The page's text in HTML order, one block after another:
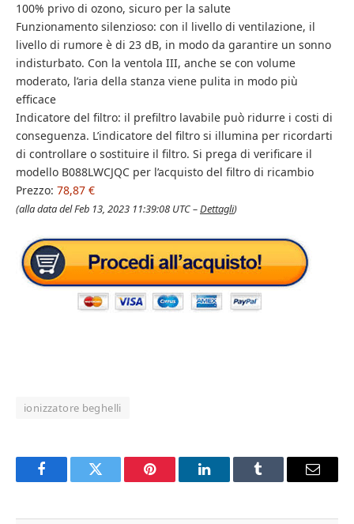
100% privo di ozono, sicuro per la salute
Funzionamento silenzioso: con il livello di ventilazione, il
livello di rumore è di 23 dB, in modo da garantire un sonno
indisturbato. Con la ventola III, anche se con volume
moderato, l’aria della stanza viene pulita in modo più
efficace
Indicatore del filtro: il prefiltro lavabile può ridurre i costi di
conseguenza. L’indicatore del filtro si illumina per ricordarti
di controllare o sostituire il filtro. Si prega di verificare il
modello B088LWCJQC per l’acquisto del filtro di ricambio
Prezzo: 78,87 €
(alla data del Feb 13, 2023 11:39:08 UTC –Dettagli)
ionizzatore beghelli
FacebookTwitter Pinterest LinkedInTumblr Email